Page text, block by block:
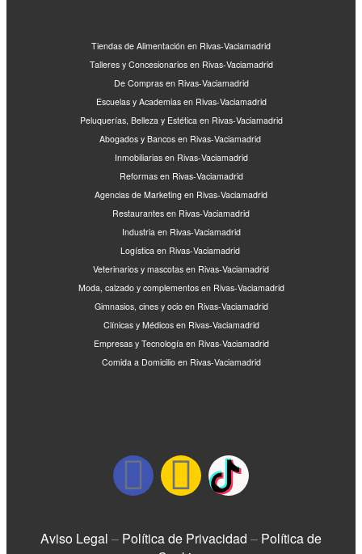
Tiendas de Alimentación en Rivas-Vaciamadrid
Talleres y Concesionarios en Rivas-Vaciamadrid
De Compras en Rivas-Vaciamadrid
Escuelas y Academias en Rivas-Vaciamadrid
Peluquerías, Belleza y Estética en Rivas-Vaciamadrid
Abogados y Bancos en Rivas-Vaciamadrid
Inmobiliarias en Rivas-Vaciamadrid
Reformas en Rivas-Vaciamadrid
Agencias de Marketing en Rivas-Vaciamadrid
Restaurantes en Rivas-Vaciamadrid
Industria en Rivas-Vaciamadrid
Logística en Rivas-Vaciamadrid
Veterinarios y mascotas en Rivas-Vaciamadrid
Moda, calzado y complementos en Rivas-Vaciamadrid
Gimnasios, cines y ocio en Rivas-Vaciamadrid
Clínicas y Médicos en Rivas-Vaciamadrid
Empresas y Tecnología en Rivas-Vaciamadrid
Comida a Domicilio en Rivas-Vaciamadrid
Aviso Legal – Política de Privacidad – Política de